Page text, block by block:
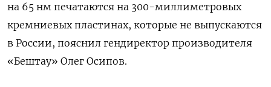
на 65 нм печатаются на 300-миллиметровых
кремниевых пластинах, которые не выпускаются
в России, пояснил гендиректор производителя
«Бештау» Олег Осипов.